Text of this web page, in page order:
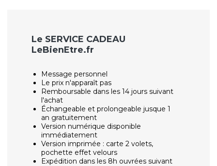
Le SERVICE CADEAU
LeBienEtre.fr
Message personnel
Le prix n'apparaît pas
Remboursable dans les 14 jours suivant
l'achat
Échangeable et prolongeable jusque 1
an gratuitement
Version numérique disponible
immédiatement
Version imprimée : carte 2 volets,
pochette effet velours
Expédition dans les 8h ouvrées suivant